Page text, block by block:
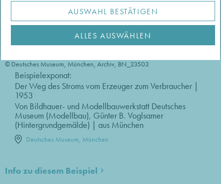
© Deutsches Museum, München, Archiv, BN_23503
Beispielexponat:
Der Weg des Stroms vom Erzeuger zum Verbraucher |
1953
Von Bildhauer- und Modellbauwerkstatt Deutsches
Museum (Modellbau), Günter B. Voglsamer
(Hintergrundgemälde) | aus München
Deutsches Museum, München
Info zu diesem Beispiel
AUSWAHL BESTÄTIGEN
ALLES AUSWÄHLEN